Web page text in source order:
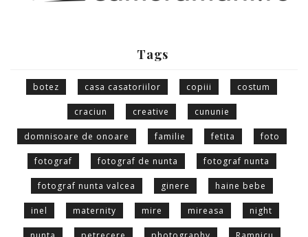
Tags
botez casa casatoriilor copiii costum
craciun creative cununie
domnisoare de onoare familie fetita foto
fotograf fotograf de nunta fotograf nunta
fotograf nunta valcea ginere haine bebe
inel maternity mire mireasa night